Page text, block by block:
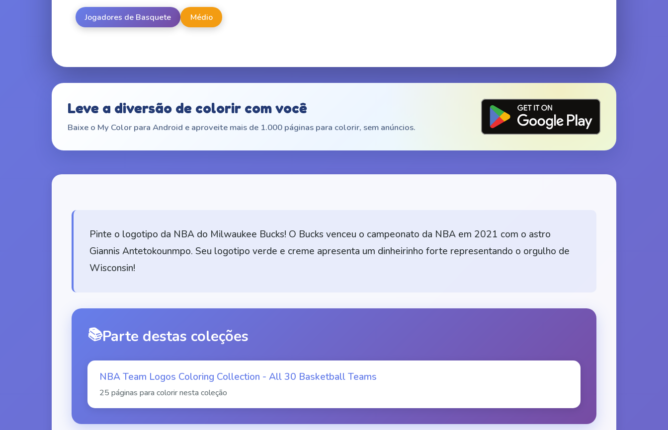
Jogadores de Basquete Médio
Leve a diversão de colorir com você
Baixe o My Color para Android e aproveite mais de 1.000 páginas para colorir, sem anúncios.
Pinte o logotipo da NBA do Milwaukee Bucks! O Bucks venceu o campeonato da NBA em 2021 com o astro
Giannis Antetokounmpo. Seu logotipo verde e creme apresenta um dinheirinho forte representando o orgulho de
Wisconsin!
📚Parte destas coleções
NBA Team Logos Coloring Collection - All 30 Basketball Teams
25 páginas para colorir nesta coleção